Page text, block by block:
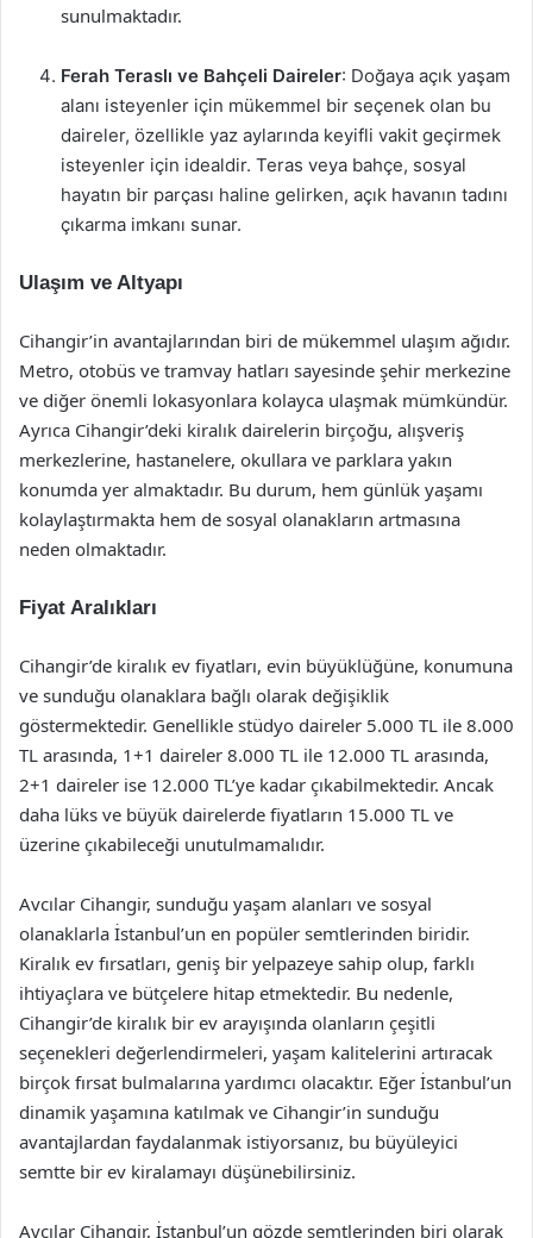
sunulmaktadır.
Ferah Teraslı ve Bahçeli Daireler: Doğaya açık yaşam
alanı isteyenler için mükemmel bir seçenek olan bu
daireler, özellikle yaz aylarında keyifli vakit geçirmek
isteyenler için idealdir. Teras veya bahçe, sosyal
hayatın bir parçası haline gelirken, açık havanın tadını
çıkarma imkanı sunar.
Ulaşım ve Altyapı
Cihangir’in avantajlarından biri de mükemmel ulaşım ağıdır.
Metro, otobüs ve tramvay hatları sayesinde şehir merkezine
ve diğer önemli lokasyonlara kolayca ulaşmak mümkündür.
Ayrıca Cihangir’deki kiralık dairelerin birçoğu, alışveriş
merkezlerine, hastanelere, okullara ve parklara yakın
konumda yer almaktadır. Bu durum, hem günlük yaşamı
kolaylaştırmakta hem de sosyal olanakların artmasına
neden olmaktadır.
Fiyat Aralıkları
Cihangir’de kiralık ev fiyatları, evin büyüklüğüne, konumuna
ve sunduğu olanaklara bağlı olarak değişiklik
göstermektedir. Genellikle stüdyo daireler 5.000 TL ile 8.000
TL arasında, 1+1 daireler 8.000 TL ile 12.000 TL arasında,
2+1 daireler ise 12.000 TL’ye kadar çıkabilmektedir. Ancak
daha lüks ve büyük dairelerde fiyatların 15.000 TL ve
üzerine çıkabileceği unutulmamalıdır.
Avcılar Cihangir, sunduğu yaşam alanları ve sosyal
olanaklarla İstanbul’un en popüler semtlerinden biridir.
Kiralık ev fırsatları, geniş bir yelpazeye sahip olup, farklı
ihtiyaçlara ve bütçelere hitap etmektedir. Bu nedenle,
Cihangir’de kiralık bir ev arayışında olanların çeşitli
seçenekleri değerlendirmeleri, yaşam kalitelerini artıracak
birçok fırsat bulmalarına yardımcı olacaktır. Eğer İstanbul’un
dinamik yaşamına katılmak ve Cihangir’in sunduğu
avantajlardan faydalanmak istiyorsanız, bu büyüleyici
semtte bir ev kiralamayı düşünebilirsiniz.
Avcılar Cihangir, İstanbul’un gözde semtlerinden biri olarak